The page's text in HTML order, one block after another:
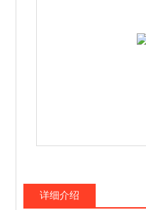
详细介绍